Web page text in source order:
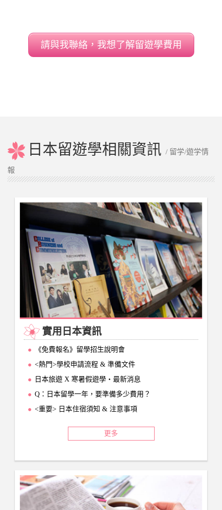
請與我聯絡，我想了解留遊學費用
日本留遊學相關資訊 / 留学/遊学情
報
實用日本資訊
《免費報名》留學招生說明會
<熱門>學校申請流程 & 準備文件
日本旅遊 X 寒暑假遊學‧最新消息
Q：日本留學一年，要準備多少費用？
<重要> 日本住宿須知 & 注意事項
更多